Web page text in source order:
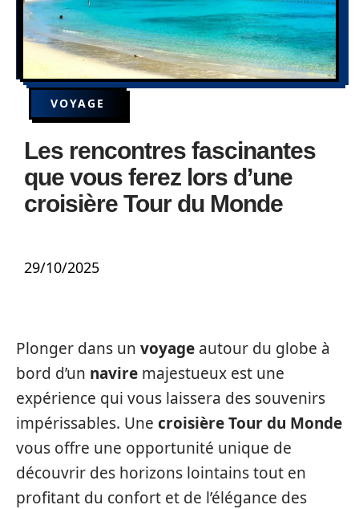
VOYAGE
Les rencontres fascinantes
que vous ferez lors d’une
croisière Tour du Monde
29/10/2025
Plonger dans un voyage autour du globe à
bord d’un navire majestueux est une
expérience qui vous laissera des souvenirs
impérissables. Une croisière Tour du Monde
vous offre une opportunité unique de
découvrir des horizons lointains tout en
profitant du confort et de l’élégance des